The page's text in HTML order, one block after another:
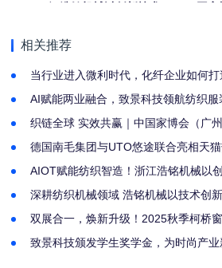
相关推荐
当行业进入微利时代，化纤企业如何
AI赋能两业融合，致景科技领航纺织
织链全球 实效共赢｜中国家博会（广
德国南毛集团与UTO悠途联合亮相天猫
AIOT赋能纺织智造！浙江浩铭机械以
深耕纺织机械领域 浩铭机械以技术创
双展合一，焕新升级！2025秋季柯桥
致景科技颁发学生奖学金，为时尚产